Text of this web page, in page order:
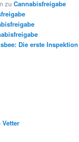
zuCannabisfreigabe
Die erste